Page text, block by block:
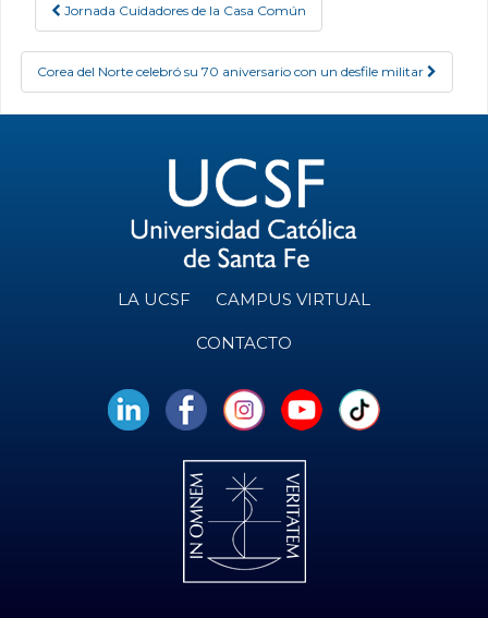
Post navigation
Jornada Cuidadores de la Casa Común
Corea del Norte celebró su 70 aniversario con un desfile militar
LA UCSF CAMPUS VIRTUAL
CONTACTO